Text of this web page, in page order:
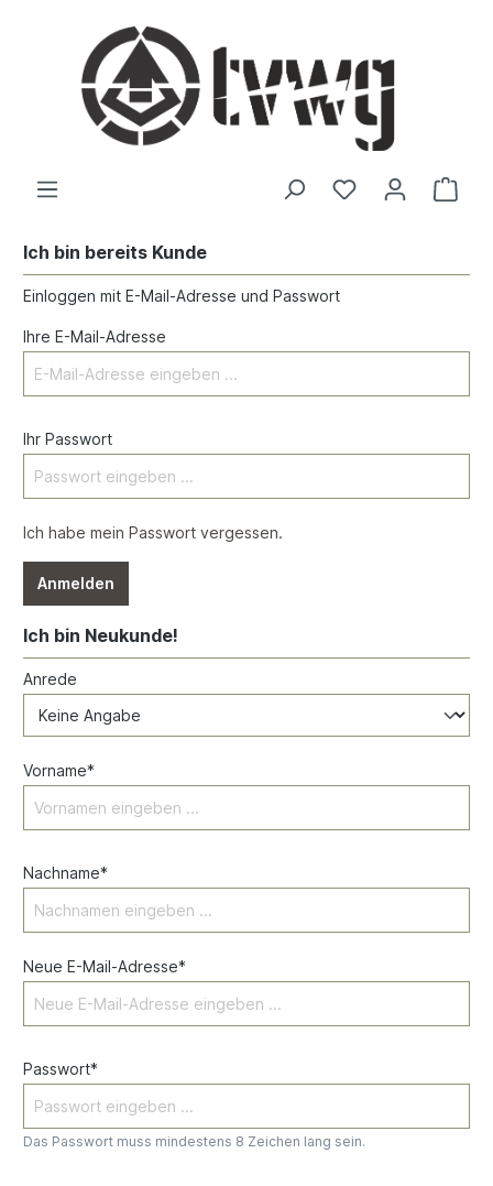
Ich bin bereits Kunde
Einloggen mit E-Mail-Adresse und Passwort
Ihre E-Mail-Adresse
Ihr Passwort
Ich habe mein Passwort vergessen.
Anmelden
Ich bin Neukunde!
Anrede
Vorname*
Nachname*
Neue E-Mail-Adresse*
Passwort*
Das Passwort muss mindestens 8 Zeichen lang sein.